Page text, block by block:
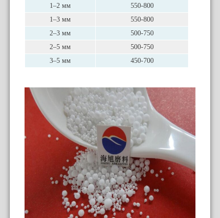
1–2 мм
550-800
1–3 мм
550-800
2–3 мм
500-750
2–5 мм
500-750
3–5 мм
450-700